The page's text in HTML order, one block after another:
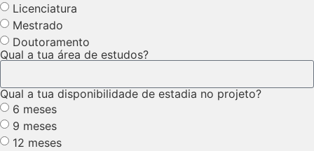
Licenciatura
Mestrado
Doutoramento
Qual a tua área de estudos?
Qual a tua disponibilidade de estadia no projeto?
6 meses
9 meses
12 meses